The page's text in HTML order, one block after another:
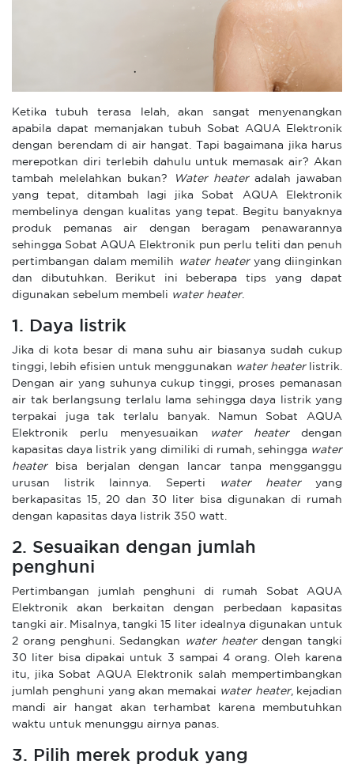
Ketika tubuh terasa lelah, akan sangat menyenangkan
apabila dapat memanjakan tubuh Sobat AQUA Elektronik
dengan berendam di air hangat. Tapi bagaimana jika harus
merepotkan diri terlebih dahulu untuk memasak air? Akan
tambah melelahkan bukan?
Water heateradalah jawaban
yang tepat, ditambah lagi jika Sobat AQUA Elektronik
membelinya dengan kualitas yang tepat. Begitu banyaknya
produk pemanas air dengan beragam penawarannya
sehingga Sobat AQUA Elektronik pun perlu teliti dan penuh
pertimbangan dalam memilih
water heater yang diinginkan
dan dibutuhkan. Berikut ini beberapa tips yang dapat
digunakan sebelum membeli water heater.
1. Daya listrik
Jika di kota besar di mana suhu air biasanya sudah cukup
tinggi, lebih efisien untuk menggunakan water heaterlistrik.
Dengan air yang suhunya cukup tinggi, proses pemanasan
air tak berlangsung terlalu lama sehingga daya listrik yang
terpakai juga tak terlalu banyak. Namun Sobat AQUA
Elektronik perlu menyesuaikan
water heaterdengan
kapasitas daya listrik yang dimiliki di rumah, sehingga water
heater
bisa berjalan dengan lancar tanpa mengganggu
urusan listrik lainnya. Seperti
water heateryang
berkapasitas 15, 20 dan 30 liter bisa digunakan di rumah
dengan kapasitas daya listrik 350 watt.
2. Sesuaikan dengan jumlah
penghuni
Pertimbangan jumlah penghuni di rumah Sobat AQUA
Elektronik akan berkaitan dengan perbedaan kapasitas
tangki air. Misalnya, tangki 15 liter idealnya digunakan untuk
2 orang penghuni. Sedangkan
water heater dengan tangki
30 liter bisa dipakai untuk 3 sampai 4 orang. Oleh karena
itu, jika Sobat AQUA Elektronik salah mempertimbangkan
jumlah penghuni yang akan memakai water heater, kejadian
mandi air hangat akan terhambat karena membutuhkan
waktu untuk menunggu airnya panas.
3. Pilih merek produk yang